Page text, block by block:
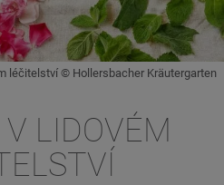
léčitelství © Hollersbacher Kräutergarten
LIDOVÉM